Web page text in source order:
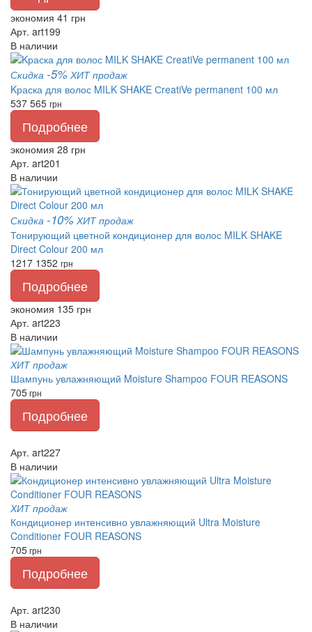
экономия 41 грн
Арт. art199
В наличии
Скидка -5% ХИТ продаж
Kраска для волос MILK SHAKE СreatiVe permanent 100 мл
537 565 грн
Подробнее
экономия 28 грн
Арт. art201
В наличии
Скидка -10% ХИТ продаж
Тонирующий цветной кондиционер для волос MILK SHAKE
Direct Colour 200 мл
1217 1352 грн
Подробнее
экономия 135 грн
Арт. art223
В наличии
ХИТ продаж
Шампунь увлажняющий Moisture Shampoo FOUR REASONS
705грн
Подробнее
Арт. art227
В наличии
ХИТ продаж
Кондиционер интенсивно увлажняющий Ultra Moisture
Conditioner FOUR REASONS
705грн
Подробнее
Арт. art230
В наличии